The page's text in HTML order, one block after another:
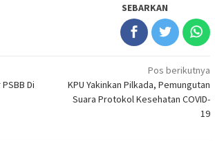
SEBARKAN
Di
Pos berikutnya
KPU Yakinkan Pilkada, Pemungutan
Suara Protokol Kesehatan COVID-
19